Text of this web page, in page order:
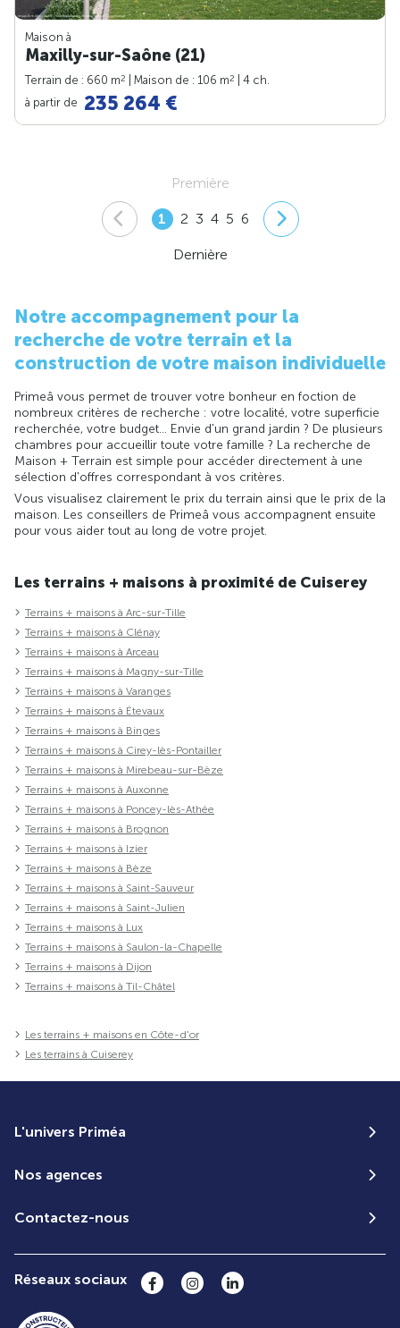
Maison à
Maxilly-sur-Saône (21)
Terrain de : 660 m2 | Maison de : 106 m2
| 4 ch.
à partir de 235 264 €
Première
1 2 3 4 5 6
Dernière
Notre accompagnement pour la
recherche de votre terrain et la
construction de votre maison individuelle
Primeâ vous permet de trouver votre bonheur en foction de
nombreux critères de recherche : votre localité, votre superficie
recherchée, votre budget... Envie d'un grand jardin ? De plusieurs
chambres pour accueillir toute votre famille ? La recherche de
Maison + Terrain est simple pour accéder directement à une
sélection d'offres correspondant à vos critères.
Vous visualisez clairement le prix du terrain ainsi que le prix de la
maison. Les conseillers de Primeâ vous accompagnent ensuite
pour vous aider tout au long de votre projet.
Les terrains + maisons à proximité de Cuiserey
Terrains + maisons à Arc-sur-Tille
Terrains + maisons à Clénay
Terrains + maisons à Arceau
Terrains + maisons à Magny-sur-Tille
Terrains + maisons à Varanges
Terrains + maisons à Étevaux
Terrains + maisons à Binges
Terrains + maisons à Cirey-lès-Pontailler
Terrains + maisons à Mirebeau-sur-Bèze
Terrains + maisons à Auxonne
Terrains + maisons à Poncey-lès-Athée
Terrains + maisons à Brognon
Terrains + maisons à Izier
Terrains + maisons à Bèze
Terrains + maisons à Saint-Sauveur
Terrains + maisons à Saint-Julien
Terrains + maisons à Lux
Terrains + maisons à Saulon-la-Chapelle
Terrains + maisons à Dijon
Terrains + maisons à Til-Châtel
Les terrains + maisons en Côte-d'or
Les terrains à Cuiserey
L'univers Priméa
Nos agences
Contactez-nous
Réseaux sociaux